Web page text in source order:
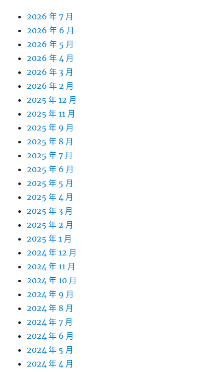
2026 年 7 月
2026 年 6 月
2026 年 5 月
2026 年 4 月
2026 年 3 月
2026 年 2 月
2025 年 12 月
2025 年 11 月
2025 年 9 月
2025 年 8 月
2025 年 7 月
2025 年 6 月
2025 年 5 月
2025 年 4 月
2025 年 3 月
2025 年 2 月
2025 年 1 月
2024 年 12 月
2024 年 11 月
2024 年 10 月
2024 年 9 月
2024 年 8 月
2024 年 7 月
2024 年 6 月
2024 年 5 月
2024 年 4 月